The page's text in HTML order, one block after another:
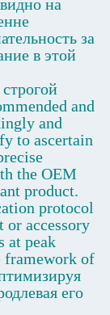
на
за
в этой
and
and
to ascertain
the OEM
product.
protocol
or accessory
at peak
framework of
его